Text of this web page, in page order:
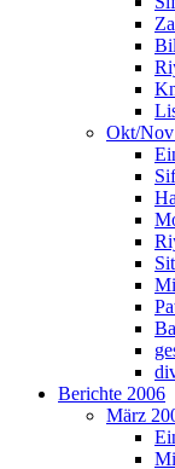
Okt/
Berichte 2006
März